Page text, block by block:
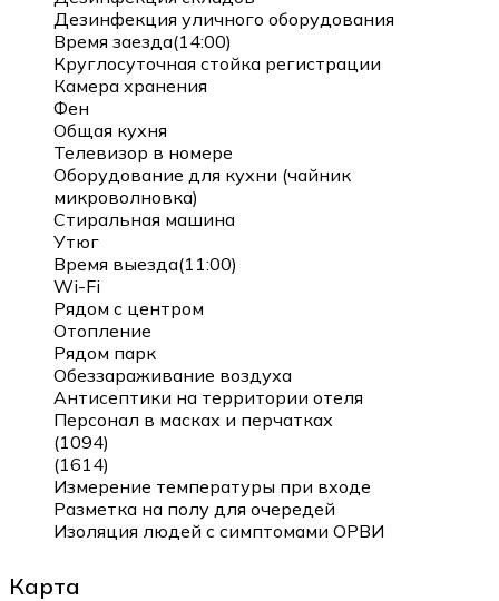
Дезинфекция уличного оборудования
Время заезда(14:00)
Круглосуточная стойка регистрации
Камера хранения
Фен
Общая кухня
Телевизор в номере
Оборудование для кухни (чайник
микроволновка)
Стиральная машина
Утюг
Время выезда(11:00)
Wi-Fi
Рядом с центром
Отопление
Рядом парк
Обеззараживание воздуха
Антисептики на территории отеля
Персонал в масках и перчатках
(1094)
(1614)
Измерение температуры при входе
Разметка на полу для очередей
Изоляция людей с симптомами ОРВИ
Карта